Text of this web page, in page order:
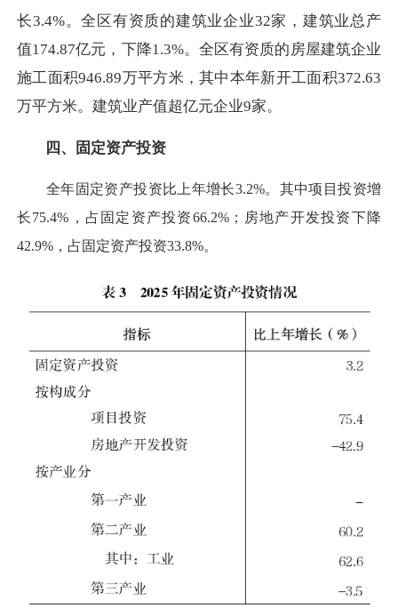
长3.4%。全区有资质的建筑业企业32家，建筑业总产
值174.87亿元，下降1.3%。全区有资质的房屋建筑企业
施工面积946.89万平方米，其中本年新开工面积372.63
万平方米。建筑业产值超亿元企业9家。
四、固定资产投资
全年固定资产投资比上年增长3.2%。其中项目投资增
长75.4%，占固定资产投资66.2%；房地产开发投资下降
42.9%，占固定资产投资33.8%。